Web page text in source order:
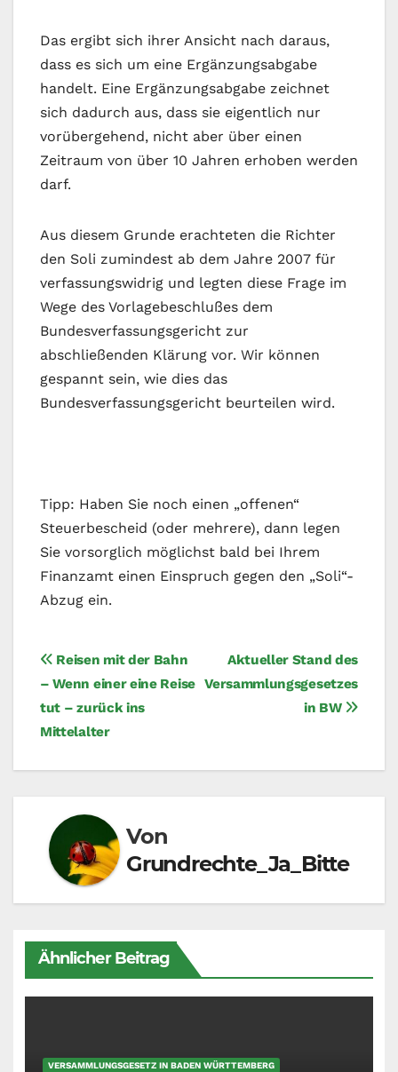
Das ergibt sich ihrer Ansicht nach daraus,
dass es sich um eine Ergänzungsabgabe
handelt. Eine Ergänzungsabgabe zeichnet
sich dadurch aus, dass sie eigentlich nur
vorübergehend, nicht aber über einen
Zeitraum von über 10 Jahren erhoben werden
darf.
Aus diesem Grunde erachteten die Richter
den Soli zumindest ab dem Jahre 2007 für
verfassungswidrig und legten diese Frage im
Wege des Vorlagebeschlußes dem
Bundesverfassungsgericht zur
abschließenden Klärung vor. Wir können
gespannt sein, wie dies das
Bundesverfassungsgericht beurteilen wird.
Tipp: Haben Sie noch einen „offenen“
Steuerbescheid (oder mehrere), dann legen
Sie vorsorglich möglichst bald bei Ihrem
Finanzamt einen Einspruch gegen den „Soli“-
Abzug ein.
Beitragsnavigation
Aktueller Stand des
Versammlungsgesetzes
in BW
Reisen mit der Bahn
– Wenn einer eine Reise
tut – zurück ins
Mittelalter
Von
Grundrechte_Ja_Bitte
Ähnlicher Beitrag
VERSAMMLUNGSGESETZ IN BADEN WÜRTTEMBERG